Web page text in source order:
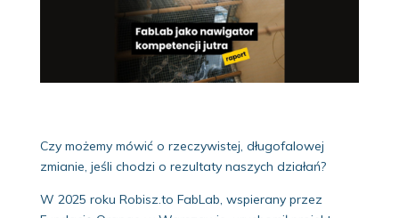
Czy możemy mówić o rzeczywistej, długofalowej
zmianie, jeśli chodzi o rezultaty naszych działań?
W 2025 roku Robisz.to FabLab, wspierany przez